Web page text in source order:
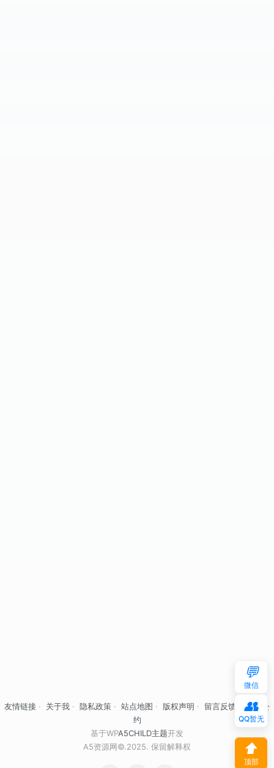
友情链接 · 关于我 · 隐私政策 · 站点地图 · 版权声明 · 留言反馈 ·自律公
约
基于WPA5CHILD主题开发
A5资源网©.2025. 保留解释权
💬
微信
👥
QQ暂无
⬆
顶部